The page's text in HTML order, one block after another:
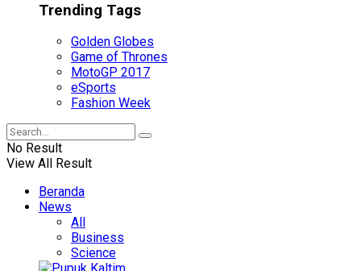
Trending Tags
Golden Globes
Game of Thrones
MotoGP 2017
eSports
Fashion Week
No Result
View All Result
Beranda
News
All
Business
Science